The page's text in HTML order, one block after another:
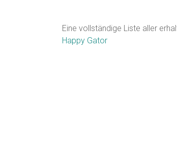
Eine vollständige Liste aller
Happy Gator